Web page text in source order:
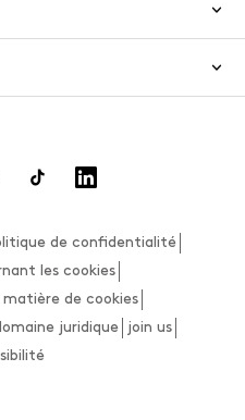
tailles
de confidentialité
les cookies
de cookies
juridique
join us